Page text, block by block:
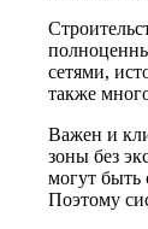
сетями,
также
Важен и
зоны без
могут быть
Поэтому